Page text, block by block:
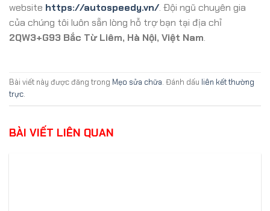
website https://autospeedy.vn/. Đội ngũ chuyên gia
của chúng tôi luôn sẵn lòng hỗ trợ bạn tại địa chỉ
2QW3+G93 Bắc Từ Liêm, Hà Nội, Việt Nam.
Bài viết này được đăng trong Mẹo sửa chữa. Đánh dấu liên kết thường
trực.
BÀI VIẾT LIÊN QUAN